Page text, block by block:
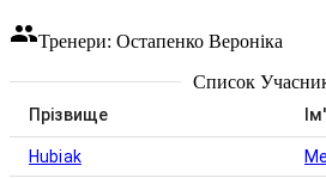
Тренери: Остапенко Вероніка
Список
Прізвище
Hubiak